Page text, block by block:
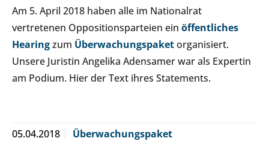
Am 5. April 2018 haben alle im Nationalrat
vertretenen Oppositionsparteien ein öffentliches
Hearingzum Überwachungspaketorganisiert.
Unsere Juristin Angelika Adensamer war als Expertin
am Podium. Hier der Text ihres Statements.
05.04.2018 Überwachungspaket